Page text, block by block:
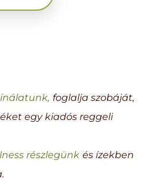
foglalja szobáját,
egy kiadós reggeli
részlegünk és ízekben